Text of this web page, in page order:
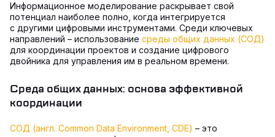
Информационное моделирование раскрывает свой
потенциал наиболее полно, когда интегрируется
с другими цифровыми инструментами. Среди ключевых
направлений – использование среды общих данных (СОД)
для координации проектов и создание цифрового
двойника для управления им в реальном времени.
Среда общих данных: основа эффективной
координации
СОД (англ. Common Data Environment, CDE) – это